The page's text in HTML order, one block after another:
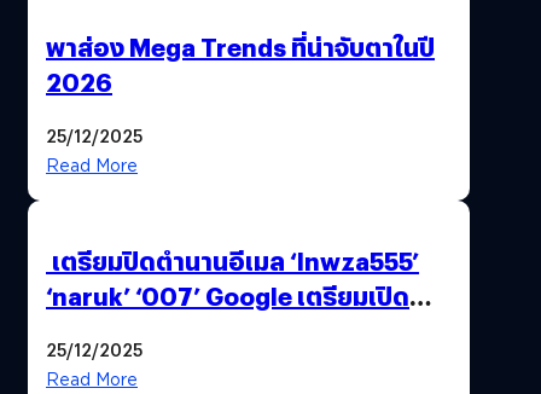
พาส่อง Mega Trends ที่น่าจับตาในปี
2026
25/12/2025
Read More
เตรียมปิดตำนานอีเมล ‘lnwza555’
‘naruk’ ‘007’ Google เตรียมเปิด
25/12/2025
Read More